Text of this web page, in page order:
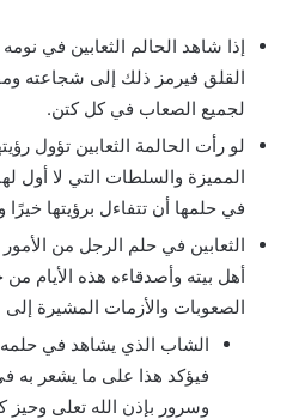
إذا شاهد الحالم الثعابين في
القلق فيرمز ذلك إلى شجاعته
لجميع الصعاب في كل كتن.
لو رأت الحالمة الثعابين تؤول
المميزة والسلطات التي لا أول
في حلمها أن تتفاءل برؤيتها
الثعابين في حلم الرجل من
أهل بيته وأصدقاءه هذه الأيام من
الصعوبات والأزمات المشيرة
الشاب الذي يشاهد في حلمه
فيؤكد هذا على ما يشعر به
وسرور بإذن الله تعلى وحيز